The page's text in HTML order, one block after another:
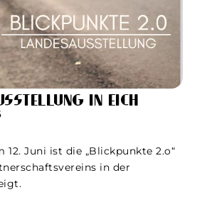
in Eich
12. Juni ist die „Blickpunkte 2.o“
in der